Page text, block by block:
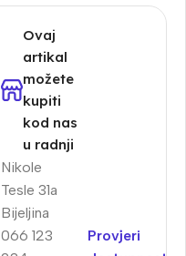
Ovaj
artikal
možete
kupiti
kod nas
u radnji
Nikole
Tesle 31a
Bijeljina
066 123
Provjeri